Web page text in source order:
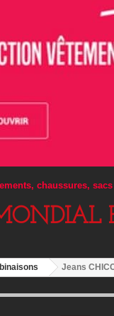
chaussures,
Jeans